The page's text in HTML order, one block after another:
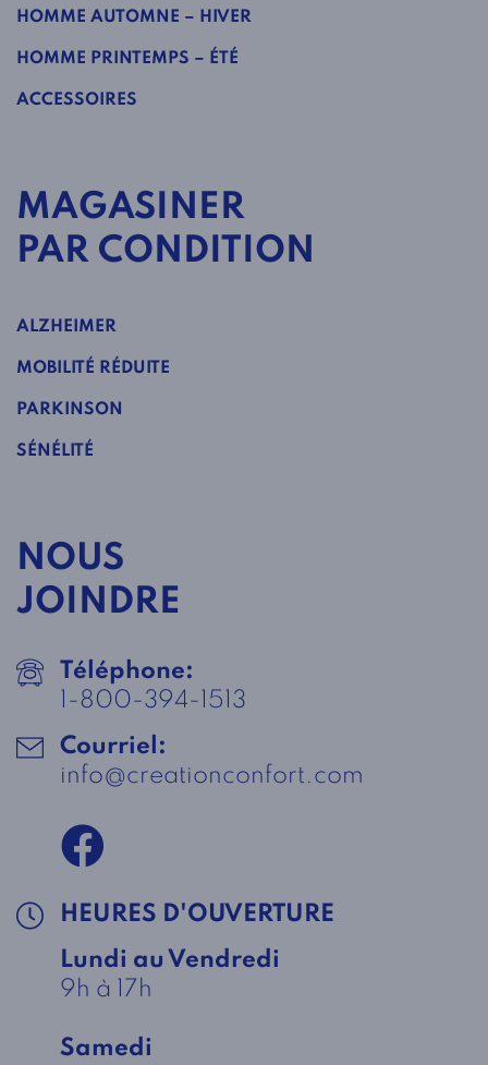
HOMME AUTOMNE – HIVER
HOMME PRINTEMPS – ÉTÉ
ACCESSOIRES
MAGASINER
PAR CONDITION
ALZHEIMER
MOBILITÉ RÉDUITE
PARKINSON
SÉNÉLITÉ
NOUS
JOINDRE
Téléphone:
1-800-394-1513
Courriel:
info@creationconfort.com
HEURES D'OUVERTURE
Lundi au Vendredi
9h à 17h
Samedi